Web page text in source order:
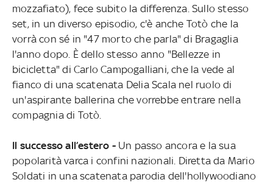
mozzafiato), fece subito la differenza. Sullo stesso
set, in un diverso episodio, c'è anche Totò che la
vorrà con sé in "47 morto che parla" di Bragaglia
l'anno dopo. È dello stesso anno "Bellezze in
bicicletta" di Carlo Campogalliani, che la vede al
fianco di una scatenata Delia Scala nel ruolo di
un'aspirante ballerina che vorrebbe entrare nella
compagnia di Totò.
Il successo all’estero -Un passo ancora e la sua
popolarità varca i confini nazionali. Diretta da Mario
Soldati in una scatenata parodia dell'hollywoodiano